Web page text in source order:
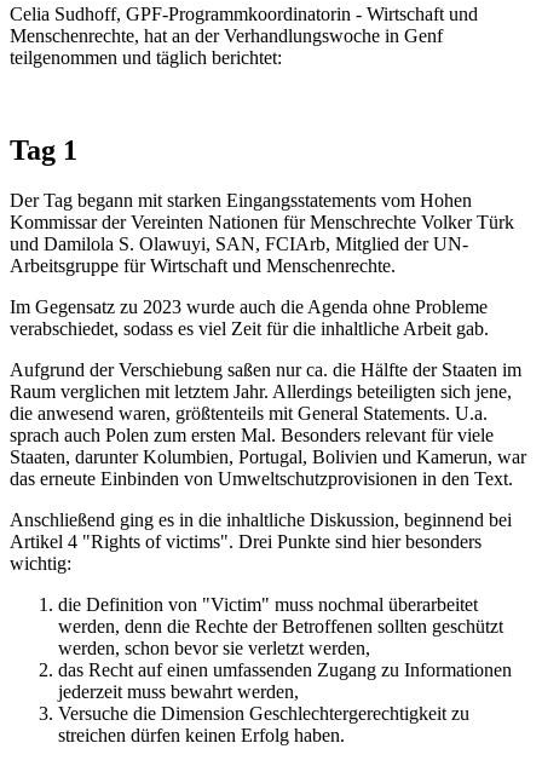
Celia Sudhoff, GPF-Programmkoordinatorin - Wirtschaft und
Menschenrechte, hat an der Verhandlungswoche in Genf
teilgenommen und täglich berichtet:
Tag 1
Der Tag begann mit starken Eingangsstatements vom Hohen
Kommissar der Vereinten Nationen für Menschrechte Volker Türk
und Damilola S. Olawuyi, SAN, FCIArb, Mitglied der UN-
Arbeitsgruppe für Wirtschaft und Menschenrechte.
Im Gegensatz zu 2023 wurde auch die Agenda ohne Probleme
verabschiedet, sodass es viel Zeit für die inhaltliche Arbeit gab.
Aufgrund der Verschiebung saßen nur ca. die Hälfte der Staaten im
Raum verglichen mit letztem Jahr. Allerdings beteiligten sich jene,
die anwesend waren, größtenteils mit General Statements. U.a.
sprach auch Polen zum ersten Mal. Besonders relevant für viele
Staaten, darunter Kolumbien, Portugal, Bolivien und Kamerun, war
das erneute Einbinden von Umweltschutzprovisionen in den Text.
Anschließend ging es in die inhaltliche Diskussion, beginnend bei
Artikel 4 "Rights of victims". Drei Punkte sind hier besonders
wichtig:
die Definition von "Victim" muss nochmal überarbeitet
werden, denn die Rechte der Betroffenen sollten geschützt
werden, schon bevor sie verletzt werden,
das Recht auf einen umfassenden Zugang zu Informationen
jederzeit muss bewahrt werden,
Versuche die Dimension Geschlechtergerechtigkeit zu
streichen dürfen keinen Erfolg haben.